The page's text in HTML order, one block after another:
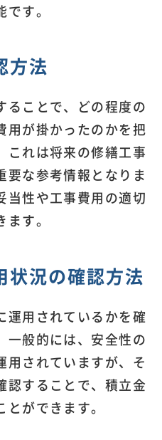
す。
方法
ることで、どの程度の
用が掛かったのかを把
これは将来の修繕工事
要な参考情報となりま
当性や工事費用の適切
す。
状況の確認方法
運用されているかを確
一般的には、安全性の
用されていますが、そ
認することで、積立金
ができます。